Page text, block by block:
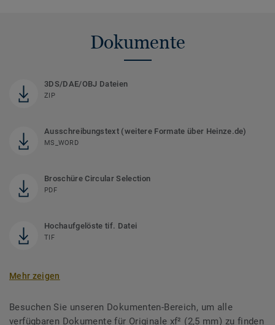
Dokumente
3DS/DAE/OBJ Dateien
ZIP
Ausschreibungstext (weitere Formate über Heinze.de)
MS_WORD
Broschüre Circular Selection
PDF
Hochaufgelöste tif. Datei
TIF
Mehr zeigen
Besuchen Sie unseren Dokumenten-Bereich, um alle
verfügbaren Dokumente für Originale xf² (2,5 mm) zu finden